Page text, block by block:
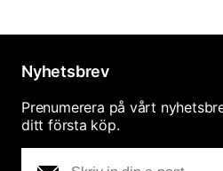
Nyhetsbrev
Prenumerera på vårt
ditt första köp.